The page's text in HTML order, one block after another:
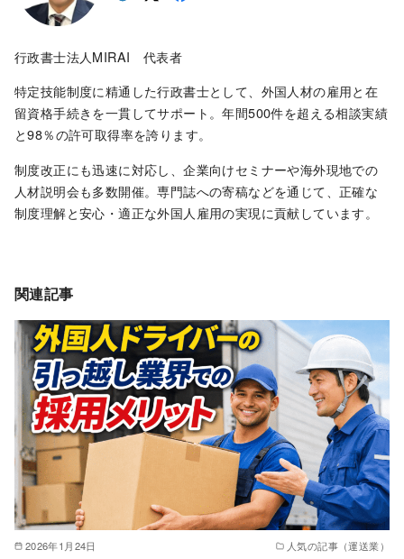
行政書士法人MIRAI 代表者
特定技能制度に精通した行政書士として、外国人材の雇用と在
留資格手続きを一貫してサポート。年間500件を超える相談実績
と98％の許可取得率を誇ります。
制度改正にも迅速に対応し、企業向けセミナーや海外現地での
人材説明会も多数開催。専門誌への寄稿などを通じて、正確な
制度理解と安心・適正な外国人雇用の実現に貢献しています。
関連記事
2026年1月24日 人気の記事（運送業）